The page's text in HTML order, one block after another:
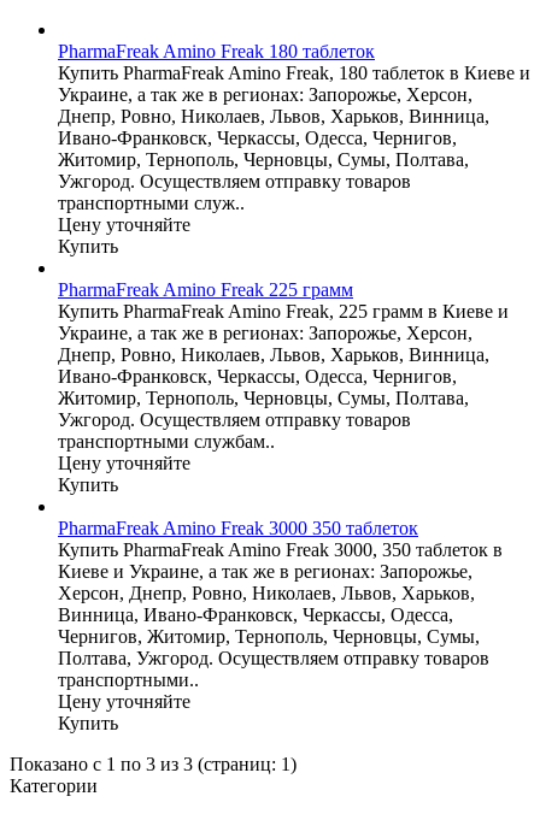
PharmaFreak Amino Freak 180 таблеток
Купить PharmaFreak Amino Freak, 180 таблеток в Киеве и
Украине, а так же в регионах: Запорожье, Херсон,
Днепр, Ровно, Николаев, Львов, Харьков, Винница,
Ивано-Франковск, Черкассы, Одесса, Чернигов,
Житомир, Тернополь, Черновцы, Сумы, Полтава,
Ужгород. Осуществляем отправку товаров
транспортными служ..
Цену уточняйте
Купить
PharmaFreak Amino Freak 225 грамм
Купить PharmaFreak Amino Freak, 225 грамм в Киеве и
Украине, а так же в регионах: Запорожье, Херсон,
Днепр, Ровно, Николаев, Львов, Харьков, Винница,
Ивано-Франковск, Черкассы, Одесса, Чернигов,
Житомир, Тернополь, Черновцы, Сумы, Полтава,
Ужгород. Осуществляем отправку товаров
транспортными службам..
Цену уточняйте
Купить
PharmaFreak Amino Freak 3000 350 таблеток
Купить PharmaFreak Amino Freak 3000, 350 таблеток в
Киеве и Украине, а так же в регионах: Запорожье,
Херсон, Днепр, Ровно, Николаев, Львов, Харьков,
Винница, Ивано-Франковск, Черкассы, Одесса,
Чернигов, Житомир, Тернополь, Черновцы, Сумы,
Полтава, Ужгород. Осуществляем отправку товаров
транспортными..
Цену уточняйте
Купить
Показано с 1 по 3 из 3 (страниц: 1)
Категории